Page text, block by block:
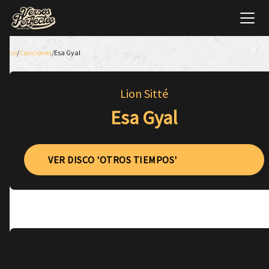
Inicio/Canciones/Esa Gyal
Lion Sitté
Esa Gyal
VER DISCO 'OTROS TIEMPOS'